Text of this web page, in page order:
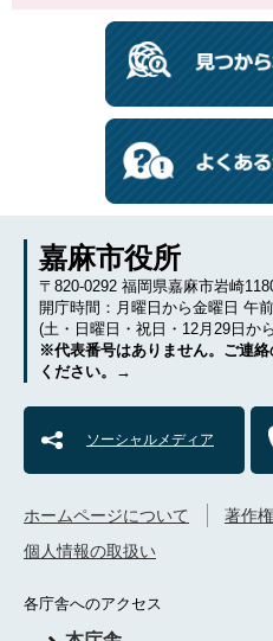
嘉麻市役所
〒820-0292 福岡県嘉麻市岩崎
開庁時間：月曜日から金曜日 午
(土・日曜日・祝日・12月29日か
※代表番号はありません。ご連
ください。→
ソーシャルメディア
各庁舎へのアクセス
ホームページについて
著作
個人情報の取扱い